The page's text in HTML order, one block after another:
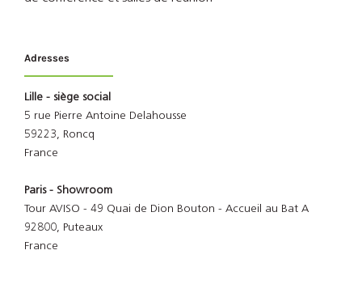
Adresses
Lille - siège social
5 rue Pierre Antoine Delahousse
59223, Roncq
France
Paris - Showroom
Tour AVISO - 49 Quai de Dion Bouton - Accueil au Bat A
92800, Puteaux
France